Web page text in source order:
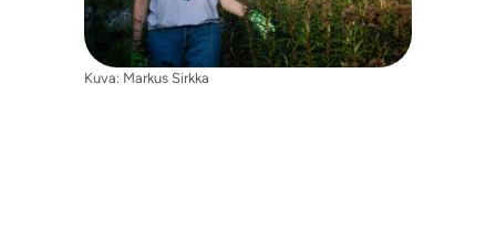
Kuva: Markus Sirkka